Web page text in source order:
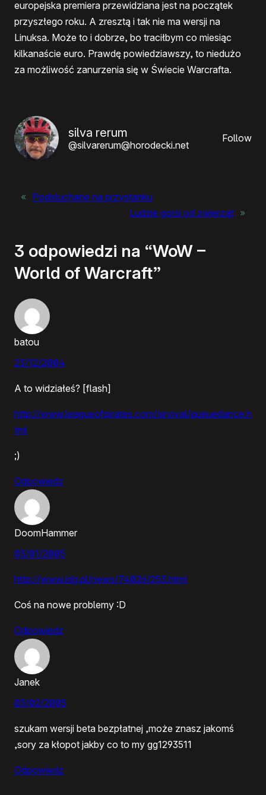
europejska premiera przewidziana jest na początek
przyszłego roku. A zresztą i tak nie ma wersji na
Linuksa. Może to i dobrze, bo traciłbym co miesiąc
kilkanaście euro. Prawdę powiedziawszy, to niedużo
za możliwość zanurzenia się w Świecie Warcrafta.
silva rerum
@silvarerum@horodecki.net
Follow
« Podsłuchane na przystanku
Ludzie gorsi od zwierząt »
3 odpowiedzi na “WoW –
World of Warcraft”
batou
23/12/2004
A to widziałeś? [flash]
http://www.leagueofpirates.com/sirvival/queuedance.h
tml
;)
Odpowiedz
DoomHammer
03/01/2005
http://www.idg.pl/news/74026/253.html
Coś na nowe problemy :D
Odpowiedz
Janek
03/02/2005
szukam wersji beta bezpłatnej ,może znasz jakomś
,sory za kłopot jakby co to my gg1293511
Odpowiedz